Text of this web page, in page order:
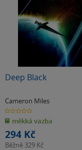
Deep Black
Cameron Miles
0.0
z
5
hvězdiček
měkká vazba
294 Kč
Běžně 329 Kč